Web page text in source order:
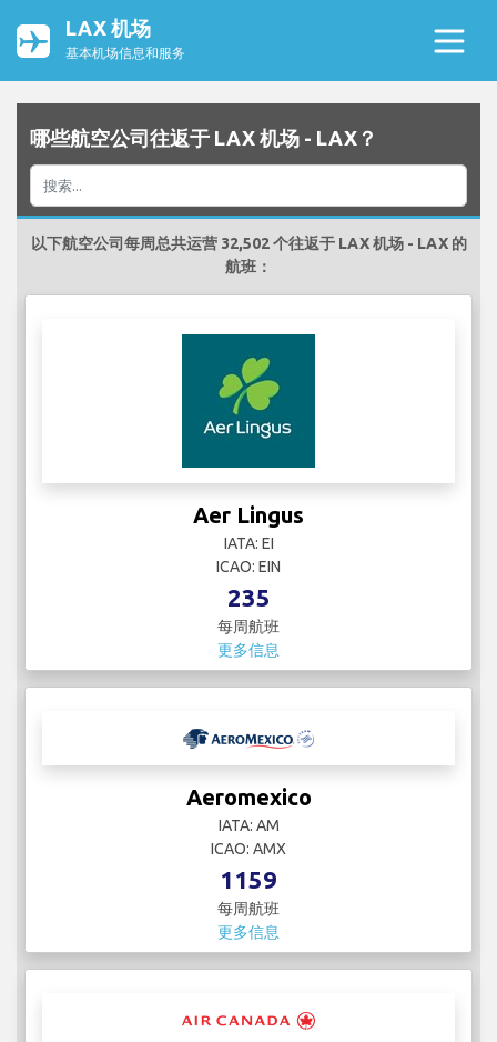
LAX 机场
基本机场信息和服务
哪些航空公司往返于 LAX 机场 - LAX？
以下航空公司每周总共运营 32,502 个往返于 LAX 机场 - LAX 的
航班：
Aer Lingus
IATA: EI
ICAO: EIN
235
每周航班
更多信息
Aeromexico
IATA: AM
ICAO: AMX
1159
每周航班
更多信息